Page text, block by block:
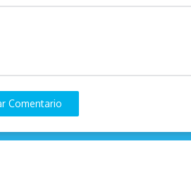
Comentario